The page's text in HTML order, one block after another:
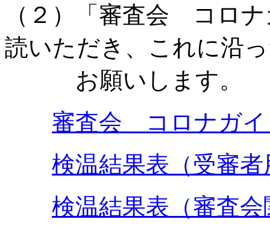
（２）「審査会 コロ
読いただき、これに沿
お願いします。
審査会 コロナガ
検温結果表（受審者
検温結果表（審査